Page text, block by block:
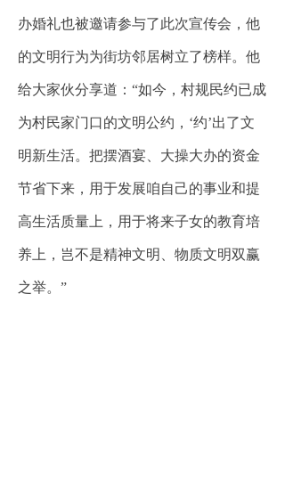
办婚礼也被邀请参与了此次宣传会，他
的文明行为为街坊邻居树立了榜样。他
给大家伙分享道：“如今，村规民约已成
为村民家门口的文明公约，‘约’出了文
明新生活。把摆酒宴、大操大办的资金
节省下来，用于发展咱自己的事业和提
高生活质量上，用于将来子女的教育培
养上，岂不是精神文明、物质文明双赢
之举。”